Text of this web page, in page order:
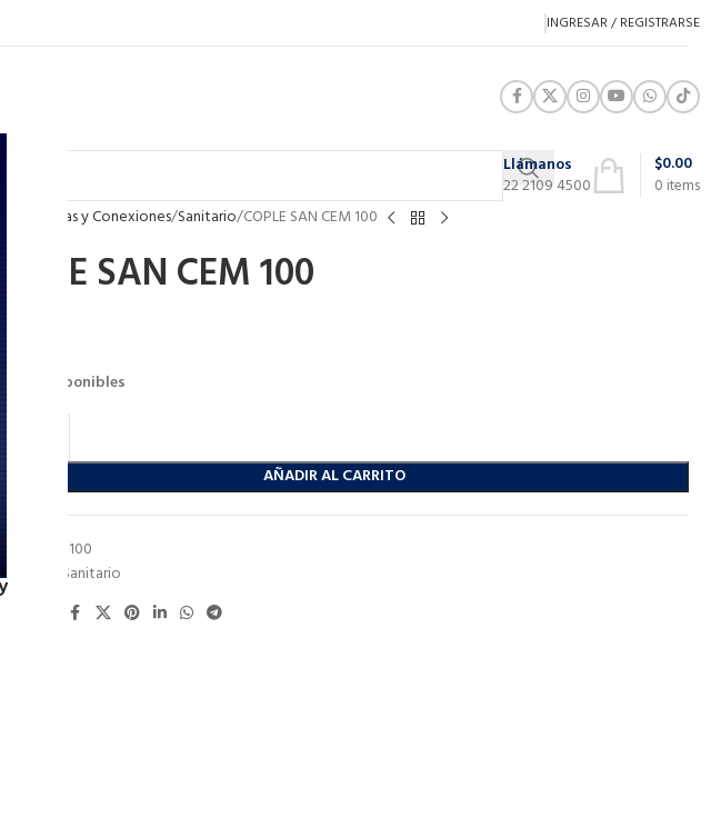
INGRESAR / REGISTRARSE
Llámanos
22 2109 4500
0 items
$0.00
Tuberias y Conexiones Sanitario COPLE SAN CEM 100
SAN CEM 100
6033 disponibles
AÑADIR AL CARRITO
CPSCCP100
Sanitario